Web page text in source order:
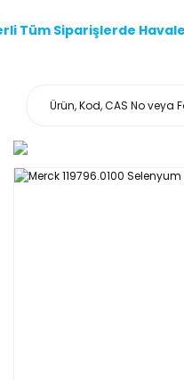
Tüm Siparişlerde